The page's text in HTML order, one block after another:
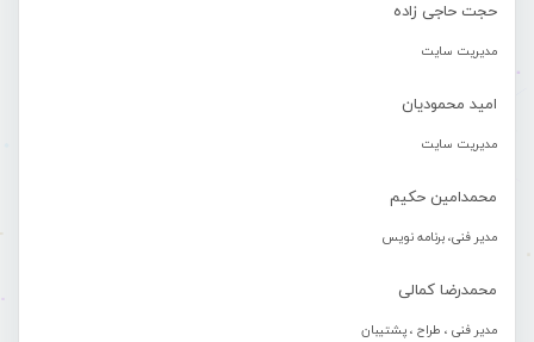
حجت حاجی زاده
مدیریت سایت
امید محمودیان
مدیریت سایت
محمدامین حکیم
مدیر فنی، برنامه نویس
محمدرضا کمالی
مدیر فنی ، طراح ، پشتیبان